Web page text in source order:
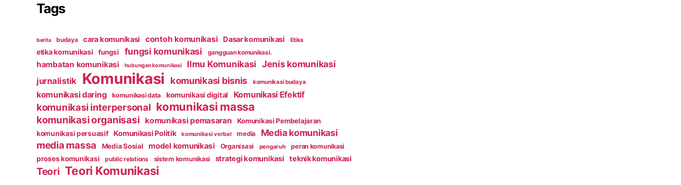
Tags
berita budaya cara komunikasi contoh komunikasi Dasar komunikasi Etika
etika komunikasi fungsi fungsi komunikasi gangguan komunikasi.
hambatan komunikasi hubungan komunikasi Ilmu Komunikasi Jenis komunikasi
jurnalistik Komunikasi komunikasi bisnis komunikasi budaya
komunikasi daring komunikasi data komunikasi digital Komunikasi Efektif
komunikasi interpersonal komunikasi massa
komunikasi organisasi komunikasi pemasaran
Komunikasi Pembelajaran
komunikasi persuasif
Komunikasi Politik komunikasi verbal media Media komunikasi
media massa Media Sosial model komunikasi Organisasi pengaruh peran komunikasi
proses komunikasi public relations sistem komunikasi strategi komunikasi teknik komunikasi
Teori Teori Komunikasi